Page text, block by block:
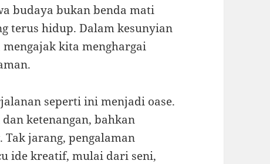
budaya bukan benda mati
terus hidup. Dalam kesunyian
kita menghargai
seperti ini menjadi oase.
ketenangan, bahkan
Tak jarang, pengalaman
ide kreatif, mulai dari seni,